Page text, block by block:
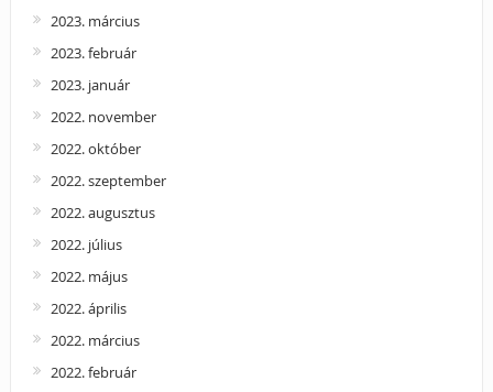
2023. március
2023. február
2023. január
2022. november
2022. október
2022. szeptember
2022. augusztus
2022. július
2022. május
2022. április
2022. március
2022. február